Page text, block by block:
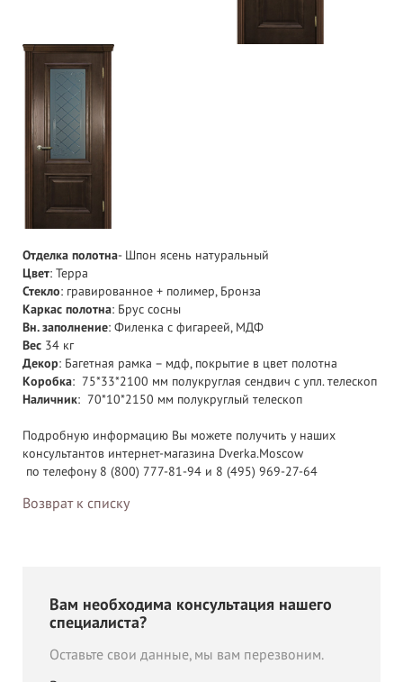
Отделка полотна- Шпон ясень натуральный
Цвет: Терра
Стекло: гравированное + полимер, Бронза
Каркас полотна: Брус сосны
Вн. заполнение: Филенка с фигареей, МДФ
Вес 34 кг
Декор: Багетная рамка – мдф, покрытие в цвет полотна
Коробка: 75*33*2100 мм полукруглая сендвич с упл. телескоп
Наличник: 70*10*2150 мм полукруглый телескоп
Подробную информацию Вы можете получить у наших
консультантов интернет-магазина Dverka.Moscow
по телефону 8 (800) 777-81-94 и 8 (495) 969-27-64
Возврат к списку
Вам необходима консультация нашего
специалиста?
Оставьте свои данные, мы вам перезвоним.